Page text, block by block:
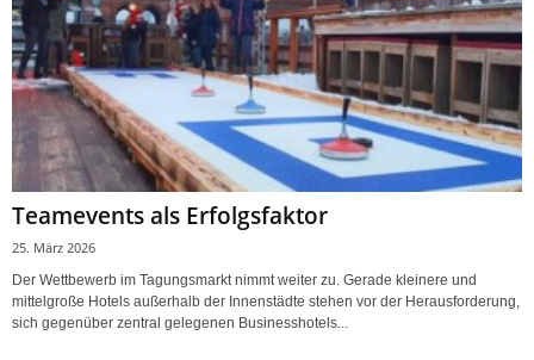
Teamevents als Erfolgsfaktor
25. März 2026
Der Wettbewerb im Tagungsmarkt nimmt weiter zu. Gerade kleinere und
mittelgroße Hotels außerhalb der Innenstädte stehen vor der Herausforderung,
sich gegenüber zentral gelegenen Businesshotels...